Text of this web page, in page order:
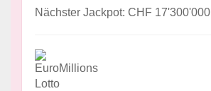
Nächster Jackpot: CHF 17'300'000